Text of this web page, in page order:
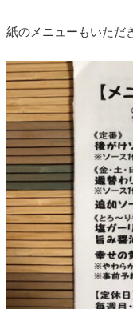
紙のメニューもいただ